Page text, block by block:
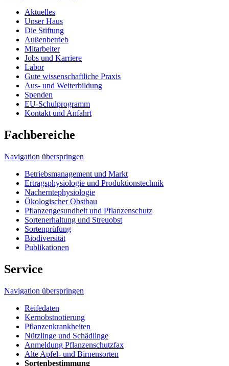
Aktuelles
Unser Haus
Die Stiftung
Außenbetrieb
Mitarbeiter
Jobs und Karriere
Labor
Gute wissenschaftliche Praxis
Aus- und Weiterbildung
Spenden
EU-Schulprogramm
Kontakt und Anfahrt
Fachbereiche
Navigation überspringen
Betriebsmanagement und Markt
Ertragsphysiologie und Produktionstechnik
Nacherntephysiologie
Ökologischer Obstbau
Pflanzengesundheit und Pflanzenschutz
Sortenerhaltung und Streuobst
Sortenprüfung
Biodiversität
Publikationen
Service
Navigation überspringen
Reifedaten
Kernobstnotierung
Pflanzenkrankheiten
Nützlinge und Schädlinge
Anmeldung Pflanzenschutzfax
Alte Apfel- und Birnensorten
Sortenbestimmung